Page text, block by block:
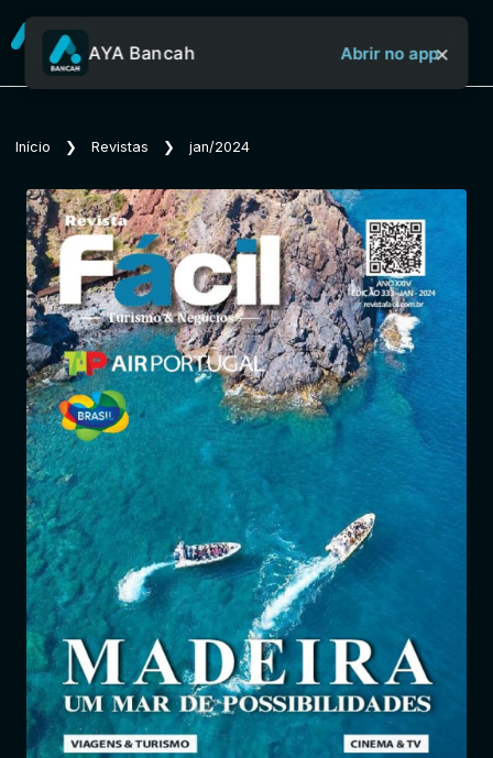
Sobre o Aya Bancah
Início
Revistas
Jornais
Entrar
AYA Bancah Abrir no app×
Início ❯ Revistas ❯ jan/2024